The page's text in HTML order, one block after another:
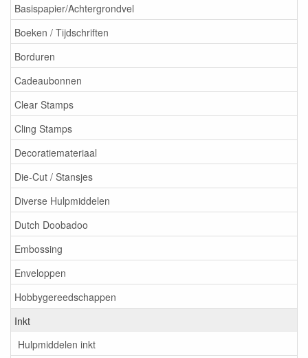
Basispapier/Achtergrondvel
Boeken / Tijdschriften
Borduren
Cadeaubonnen
Clear Stamps
Cling Stamps
Decoratiemateriaal
Die-Cut / Stansjes
Diverse Hulpmiddelen
Dutch Doobadoo
Embossing
Enveloppen
Hobbygereedschappen
Inkt
Hulpmiddelen inkt